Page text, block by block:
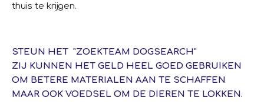
thuis te krijgen.
STEUN HET "ZOEKTEAM DOGSEARCH"
ZIJ KUNNEN HET GELD HEEL GOED GEBRUIKEN
OM BETERE MATERIALEN AAN TE SCHAFFEN
MAAR OOK VOEDSEL OM DE DIEREN TE LOKKEN.